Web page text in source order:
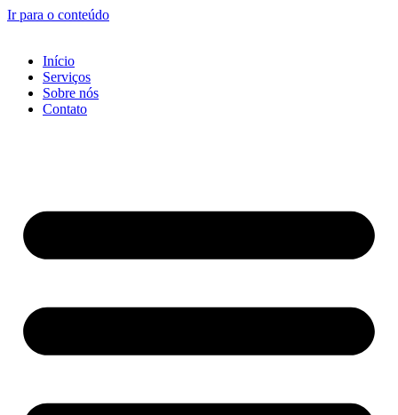
Ir para o conteúdo
Início
Serviços
Sobre nós
Contato